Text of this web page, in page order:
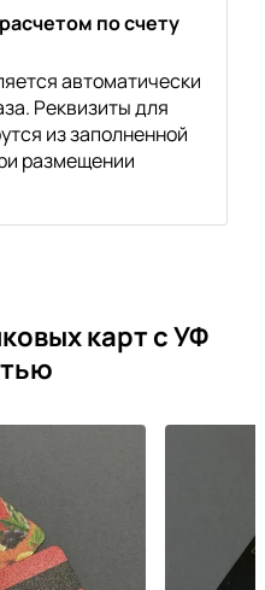
по счету
автоматически
Реквизиты для
из заполненной
размещении
карт с УФ